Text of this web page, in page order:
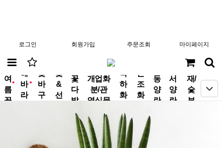
로그인 회원가입 주문조회 마이페이지
new
여
름
꽃
new
해
바
라
꽃
바
구
꽃
&
선
꽃
다
발
개업화
분/관
엽식물
축
하
화
근
조
화
동
양
란
서
양
란
분
재/
숯
부